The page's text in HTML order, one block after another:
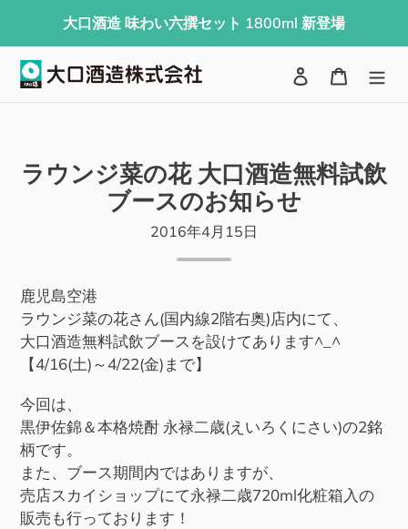
大口酒造 味わい六撰セット 1800ml 新登場
検索 ログイン
カート
ラウンジ菜の花 大口酒造無料試飲
ブースのお知らせ
2016年4月15日
鹿児島空港
ラウンジ菜の花さん(国内線2階右奥)店内にて、
大口酒造無料試飲ブースを設けてあります^_^
【4/16(土)～4/22(金)まで】
今回は、
黒伊佐錦＆本格焼酎 永禄二歳(えいろくにさい)の2銘
柄です。
また、ブース期間内ではありますが、
売店スカイショップにて永禄二歳720ml化粧箱入の
販売も行っております！